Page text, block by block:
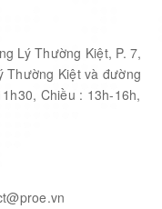
Lý Thường Kiệt, P. 7,
Thường Kiệt và đường
Chiều : 13h-16h,